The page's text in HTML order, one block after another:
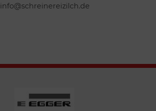
info@schreinereizilch.de